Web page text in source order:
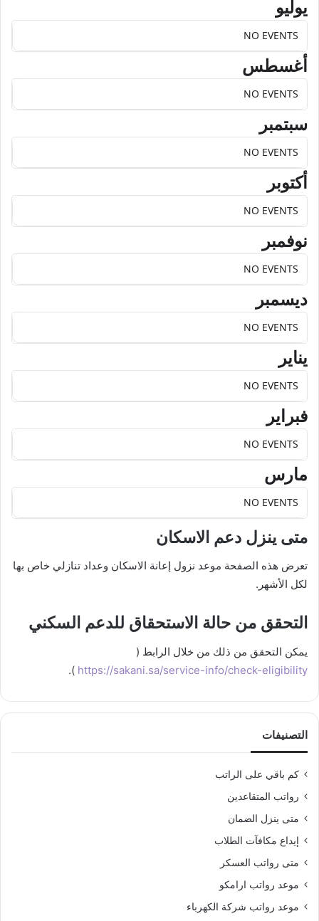
يوليو
NO EVENTS
أغسطس
NO EVENTS
سبتمبر
NO EVENTS
أكتوبر
NO EVENTS
نوفمبر
NO EVENTS
ديسمبر
NO EVENTS
يناير
NO EVENTS
فبراير
NO EVENTS
مارس
NO EVENTS
متى ينزل دعم الاسكان
تعرض هذه الصفحة موعد نزول إعانة الاسكان وعداد تنازلي خاص بها
لكل الأشهر.
التحقق من حالة الاستحقاق للدعم السكني
يمكن التحقق من ذلك من خلال الرابط (
https://sakani.sa/service-info/check-eligibility
).
التصنيفات
كم باقي على الراتب
رواتب المتقاعدين
متى ينزل الضمان
إيداع مكافآت الطلاب
متى رواتب العسكر
موعد رواتب ارامكو
موعد رواتب شركة الكهرباء